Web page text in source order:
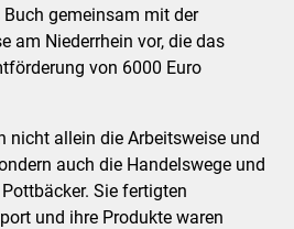
gemeinsam mit der
am Niederrhein vor, die das
von 6000 Euro
nicht allein die Arbeitsweise und
auch die Handelswege und
Sie fertigten
und ihre Produkte waren